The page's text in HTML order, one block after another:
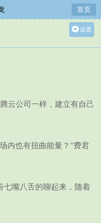
首页
设置
公司一样，建立有自己
也有扭曲能量？”费君
嘴八舌的聊起来，随着